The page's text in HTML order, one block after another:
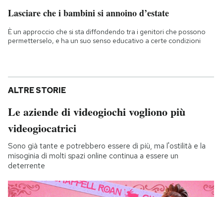
Lasciare che i bambini si annoino d’estate
È un approccio che si sta diffondendo tra i genitori che possono
permetterselo, e ha un suo senso educativo a certe condizioni
ALTRE STORIE
Le aziende di videogiochi vogliono più
videogiocatrici
Sono già tante e potrebbero essere di più, ma l'ostilità e la
misoginia di molti spazi online continua a essere un
deterrente